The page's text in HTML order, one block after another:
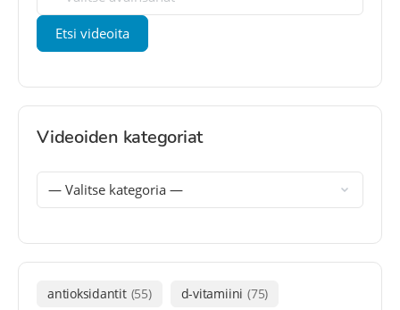
Videoiden kategoriat
antioksidantit (55) d-vitamiini (75)